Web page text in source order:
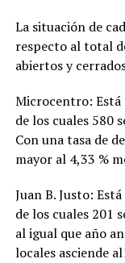
La situación de
respecto al total
abiertos y
Microcentro: Está
de los cuales 580
Con una tasa de
mayor al 4,33 %
Juan B. Justo:
de los cuales 201
al igual que año
locales asciende